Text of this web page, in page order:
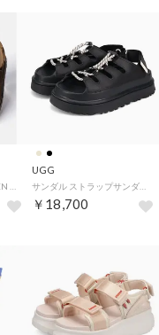
UGG
サンダル ストラップサンダル ゴールデングロウトグル レディース 厚底 W GOLDENGLOW TOGGLE 1179370 （BLACK）
￥18,700